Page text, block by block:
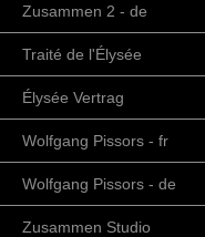
Zusammen 2 - de
Traité de l'Élysée
Élysée Vertrag
Wolfgang Pissors - fr
Wolfgang Pissors - de
Zusammen Studio